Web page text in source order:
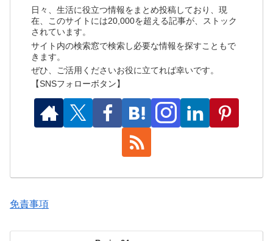
日々、生活に役立つ情報をまとめ投稿しており、現
在、このサイトには20,000を超える記事が、ストック
されています。
サイト内の検索窓で検索し必要な情報を探すこともで
きます。
ぜひ、ご活用くださいお役に立てれば幸いです。
【SNSフォローボタン】
免責事項